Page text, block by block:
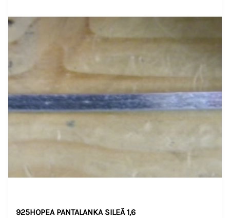
925HOPEA PANTALANKA SILEÄ 1,6